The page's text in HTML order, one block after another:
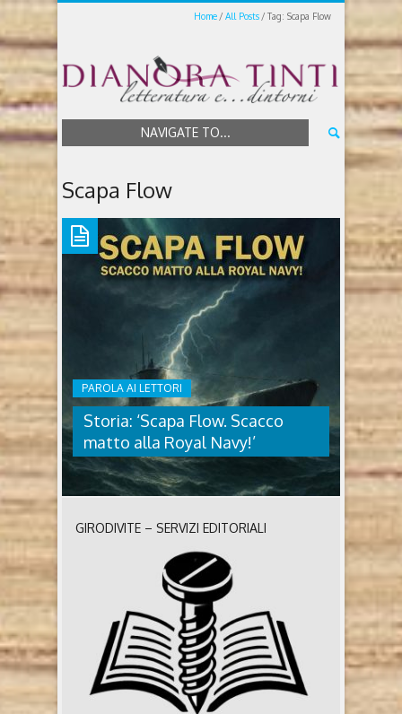
Home All Posts Tag: Scapa Flow
NAVIGATE TO...
Scapa Flow
PAROLA AI LETTORI
Storia: ‘Scapa Flow. Scacco
matto alla Royal Navy!’
STORIA: ‘SCAPA FLOW. SCACCO
MATTO ALLA ROYAL NAVY!’
Scapa Flow Scacco matto alla Royal Navy! di
Antonio De Cristofaro (2025, Pluriversum) Chi è
l’autore Nasce nel 1955 a Bellona (Caserta). Si laurea
in Lingue e Letterature Straniere Moderne, indirizzo
europeo, specializzandosi in lingua inglese e
francese. Dopo la laurea si trasferisce a Milano dove
inizia ad insegnare lingua e letteratura inglese e
GIRODIVITE – SERVIZI EDITORIALI